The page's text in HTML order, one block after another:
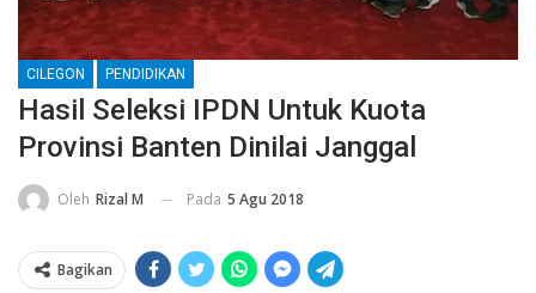
CILEGON PENDIDIKAN
Hasil Seleksi IPDN Untuk Kuota
Provinsi Banten Dinilai Janggal
Oleh Rizal M Pada 5 Agu 2018
Bagikan